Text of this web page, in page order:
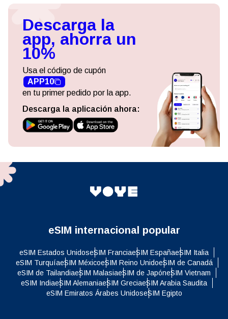
Descarga la
app, ahorra un
10%
Usa el código de cupón
APP10
en tu primer pedido por la app.
Descarga la aplicación ahora:
eSIM internacional popular
eSIM Estados UnidoseSIM FranciaeSIM EspañaeSIM Italia
eSIM TurquíaeSIM MéxicoeSIM Reino UnidoeSIM de Canadá
eSIM de TailandiaeSIM MalasiaeSIM de JapóneSIM Vietnam
eSIM IndiaeSIM AlemaniaeSIM GreciaeSIM Arabia Saudita
eSIM Emiratos Árabes UnidoseSIM Egipto